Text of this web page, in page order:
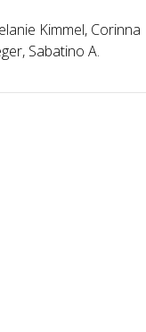
Kimmel, Corinna
Sabatino A.